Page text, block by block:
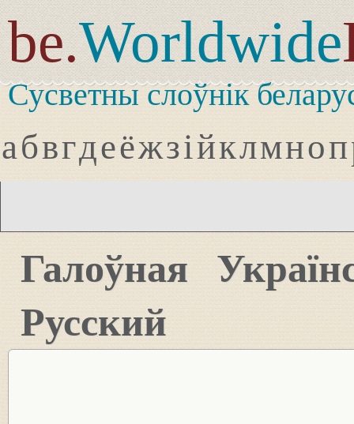
be.Worldwide
Сусветны слоўнік
абвгдеёжзійклмноп
Галоўная
Русский